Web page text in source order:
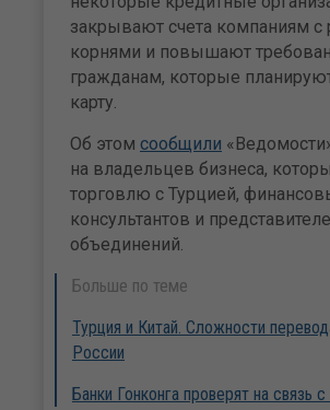
закрывают счета компаниям с
корнями и повышают
гражданам, которые
карту.
Об этом сообщили
на владельцев бизнеса,
торговлю с Турцией,
консультантов и
объединений.
Больше по теме
Турция и Китай. Сложности
России
Банки Гонконга проверят на связь